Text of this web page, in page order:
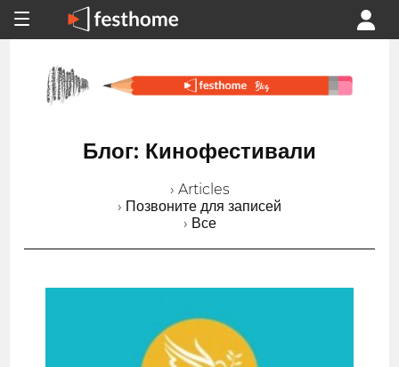
Блог: Кинофестивали
› Articles
› Позвоните для записей
› Все